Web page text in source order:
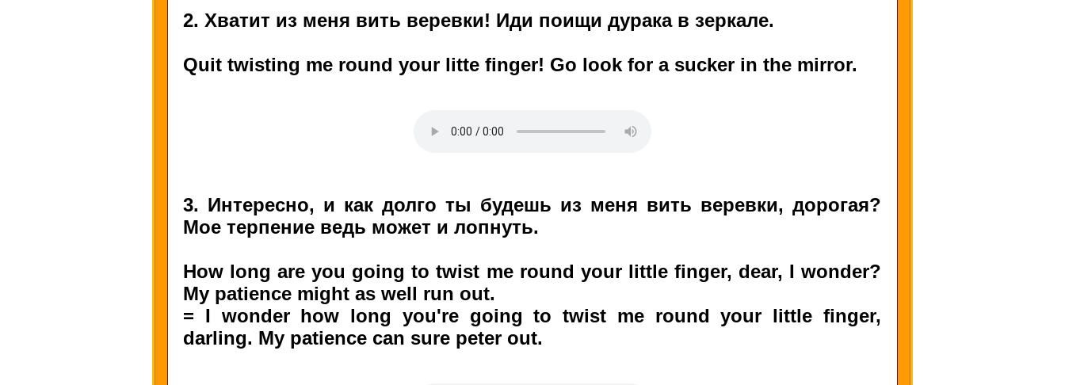
2. Хватит из меня вить веревки! Иди поищи дурака в зеркале.
Quit twisting me round your litte finger! Go look for a sucker in the mirror.
3. Интересно, и как долго ты будешь из меня вить веревки, дорогая?
Мое терпение ведь может и лопнуть.
How long are you going to twist me round your little finger, dear, I wonder?
My patience might as well run out.
= I wonder how long you're going to twist me round your little finger,
darling. My patience can sure peter out.